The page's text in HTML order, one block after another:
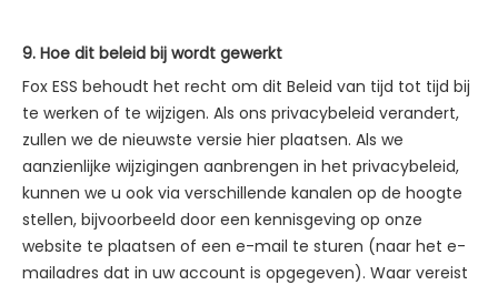
9. Hoe dit beleid bij wordt gewerkt
Fox ESS behoudt het recht om dit Beleid van tijd tot tijd bij
te werken of te wijzigen. Als ons privacybeleid verandert,
zullen we de nieuwste versie hier plaatsen. Als we
aanzienlijke wijzigingen aanbrengen in het privacybeleid,
kunnen we u ook via verschillende kanalen op de hoogte
stellen, bijvoorbeeld door een kennisgeving op onze
website te plaatsen of een e-mail te sturen (naar het e-
mailadres dat in uw account is opgegeven). Waar vereist